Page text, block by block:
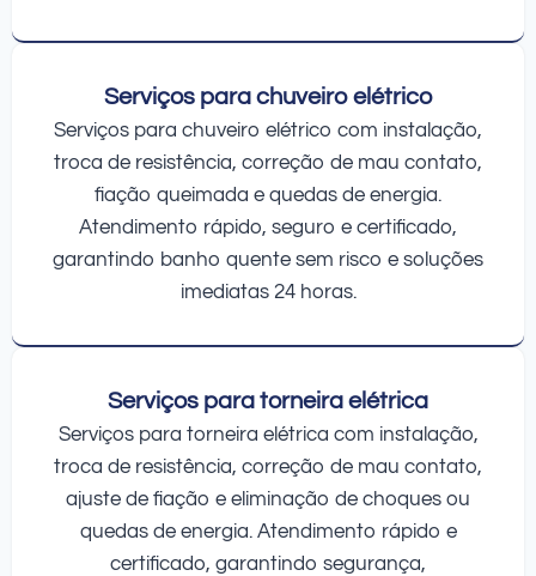
Serviços para chuveiro elétrico
Serviços para chuveiro elétrico com instalação,
troca de resistência, correção de mau contato,
fiação queimada e quedas de energia.
Atendimento rápido, seguro e certificado,
garantindo banho quente sem risco e soluções
imediatas 24 horas.
Serviços para torneira elétrica
Serviços para torneira elétrica com instalação,
troca de resistência, correção de mau contato,
ajuste de fiação e eliminação de choques ou
quedas de energia. Atendimento rápido e
certificado, garantindo segurança,